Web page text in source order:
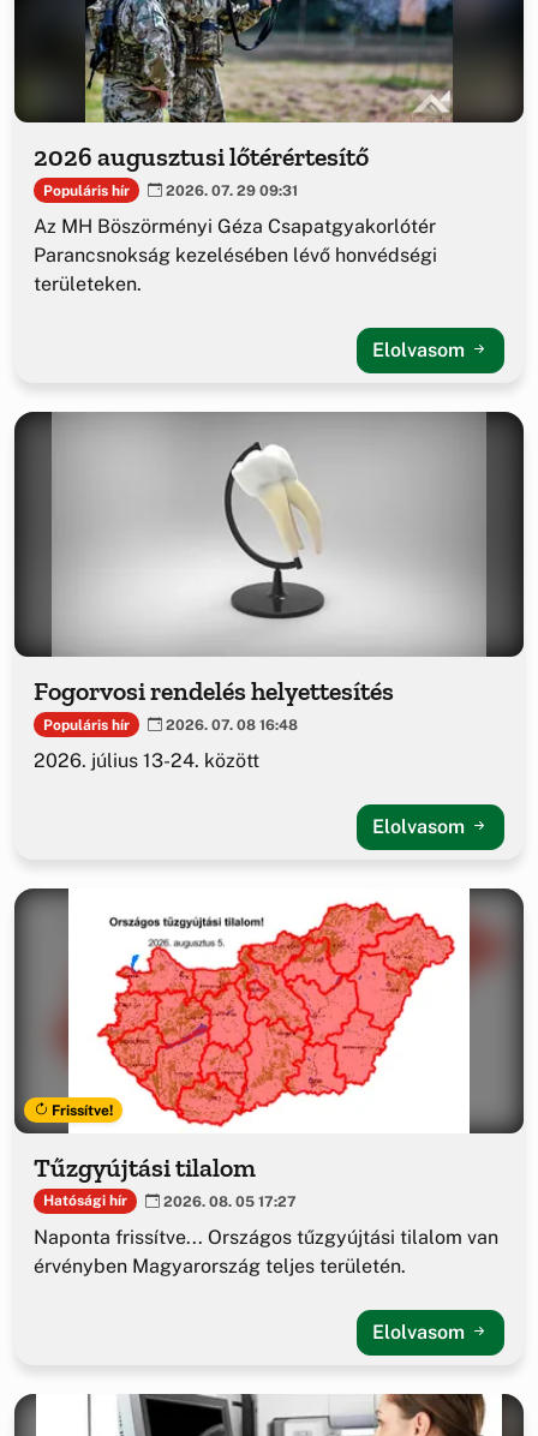
2026 augusztusi lőtérértesítő
Populáris hír 2026. 07. 29 09:31
Az MH Böszörményi Géza Csapatgyakorlótér
Parancsnokság kezelésében lévő honvédségi
területeken.
Elolvasom
Fogorvosi rendelés helyettesítés
Populáris hír 2026. 07. 08 16:48
2026. július 13-24. között
Elolvasom
Frissítve!
Tűzgyújtási tilalom
Hatósági hír 2026. 08. 05 17:27
Naponta frissítve... Országos tűzgyújtási tilalom van
érvényben Magyarország teljes területén.
Elolvasom